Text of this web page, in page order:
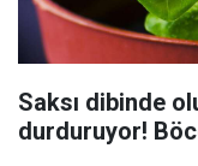
Saksı dibinde
durduruyor!